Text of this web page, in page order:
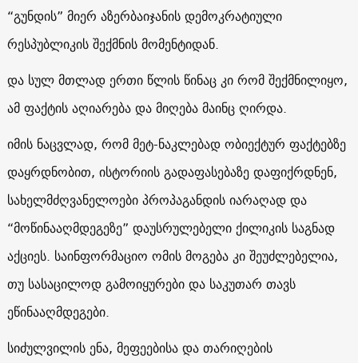
“გუნდის” მიერ აზერბაიჯანის დემოკრატიული
რესპუბლიკის შექმნის მომენტიდან.
და სულ მთლად ერთი წლის წინაც კი რომ შექმნილიყო,
ამ ფაქტის აღიარება და მიღება მაინც ღირდა.
იმის ნაცვლად, რომ მეტ-ნაკლებად ობიექტურ ფაქტებზე
დაყრდნობით, ისტორიის გადაფასებაზე დაფიქრდნენ,
სახელმძღვანელოები პროპაგანდის იარაღად და
“მოწინააღმდეგეზე” დაუსრულებელი ქილიკის საგნად
აქციეს. საინფორმაციო ომის მოგება კი შეუძლებელია,
თუ სასაცილოდ გამოიყურები და საკუთარ თავს
ეწინააღმდეგები.
სიძულვილის ენა, მეფეებისა და თარიღების